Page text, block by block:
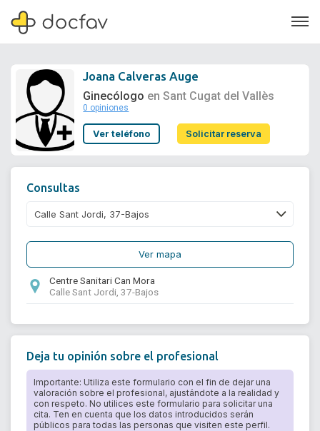
Soporte
Joana Calveras Auge
Ginecólogo en Sant Cugat del Vallès
0 opiniones
Ver teléfono Solicitar reserva
Consultas
Ver mapa
Centre Sanitari Can Mora
Calle Sant Jordi, 37-Bajos
Deja tu opinión sobre el profesional
Importante: Utiliza este formulario con el fin de dejar una
valoración sobre el profesional, ajustándote a la realidad y
con respeto. No utilices este formulario para solicitar una
cita. Ten en cuenta que los datos introducidos serán
públicos para todas las personas que visiten este perfil.